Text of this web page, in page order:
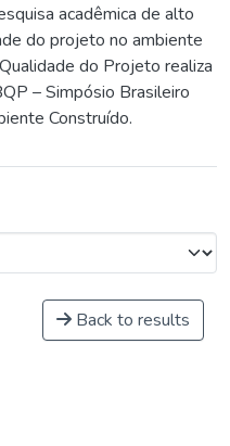
acadêmica de alto
do projeto no ambiente
do Projeto realiza
– Simpósio Brasileiro
Construído.
Back to results